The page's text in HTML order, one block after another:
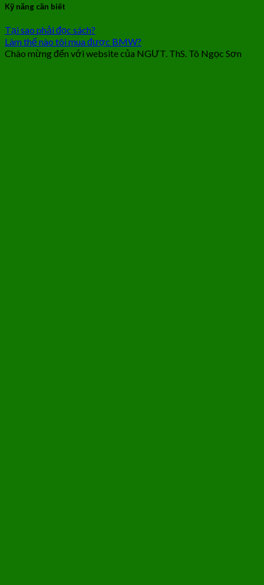
Kỹ năng cần biết
Tại sao phải đọc sách?
Làm thế nào tôi mua được BMW?
Chào mừng đến với website của NGƯT. ThS. Tô Ngọc Sơn